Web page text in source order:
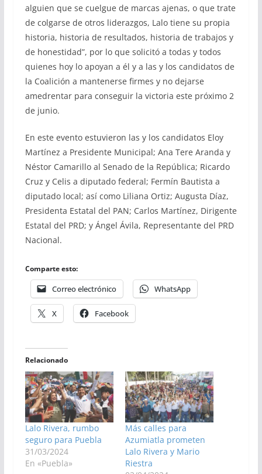
alguien que se cuelgue de marcas ajenas, o que trate
de colgarse de otros liderazgos, Lalo tiene su propia
historia, historia de resultados, historia de trabajos y
de honestidad”, por lo que solicitó a todas y todos
quienes hoy lo apoyan a él y a las y los candidatos de
la Coalición a mantenerse firmes y no dejarse
amedrentar para conseguir la victoria este próximo 2
de junio.
En este evento estuvieron las y los candidatos Eloy
Martínez a Presidente Municipal; Ana Tere Aranda y
Néstor Camarillo al Senado de la República; Ricardo
Cruz y Celis a diputado federal; Fermín Bautista a
diputado local; así como Liliana Ortiz; Augusta Díaz,
Presidenta Estatal del PAN; Carlos Martínez, Dirigente
Estatal del PRD; y Ángel Ávila, Representante del PRD
Nacional.
Comparte esto:
Correo electrónico WhatsApp
X Facebook
Relacionado
Lalo Rivera, rumbo
seguro para Puebla
31/03/2024
En «Puebla»
Más calles para
Azumiatla prometen
Lalo Rivera y Mario
Riestra